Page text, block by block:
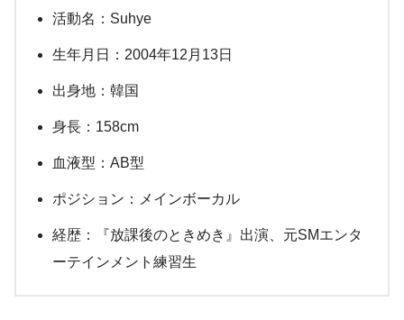
活動名：Suhye
生年月日：2004年12月13日
出身地：韓国
身長：158cm
血液型：AB型
ポジション：メインボーカル
経歴：『放課後のときめき』出演、元SMエンタ
ーテインメント練習生